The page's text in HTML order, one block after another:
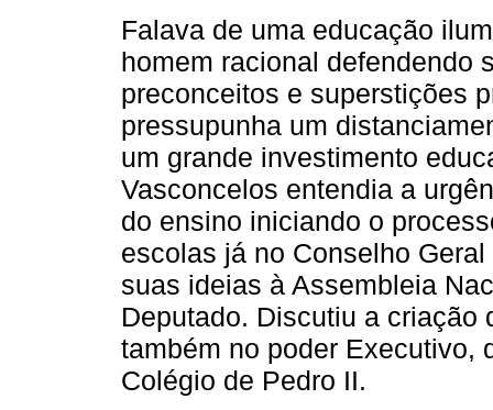
Falava de uma educação
homem racional defendendo
preconceitos e superstições
pressupunha um
um grande investimento
Vasconcelos entendia a
do ensino iniciando o
escolas já no Conselho
suas ideias à Assembleia
Deputado. Discutiu a criação
também no poder Executivo,
Colégio de Pedro II.